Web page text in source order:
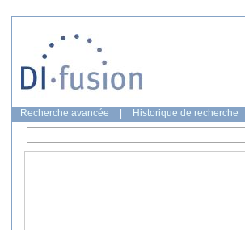
Recherche avancée Historique de recherche